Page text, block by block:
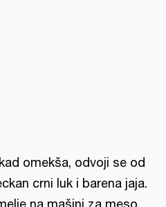
omekša, odvoji se od
crni luk i barena jaja.
na mašini za meso,